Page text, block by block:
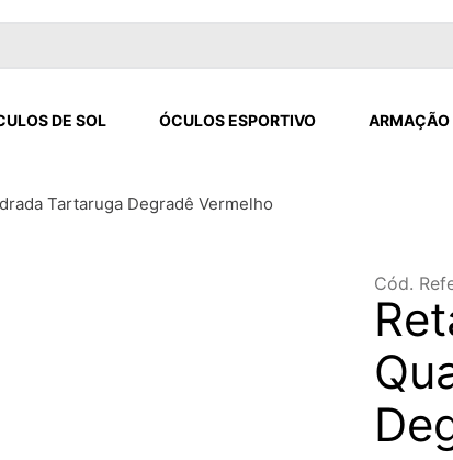
DE SOL ÓCULOS ESPORTIVO ARMAÇÃO
Tartaruga Degradê Vermelho
Cód.